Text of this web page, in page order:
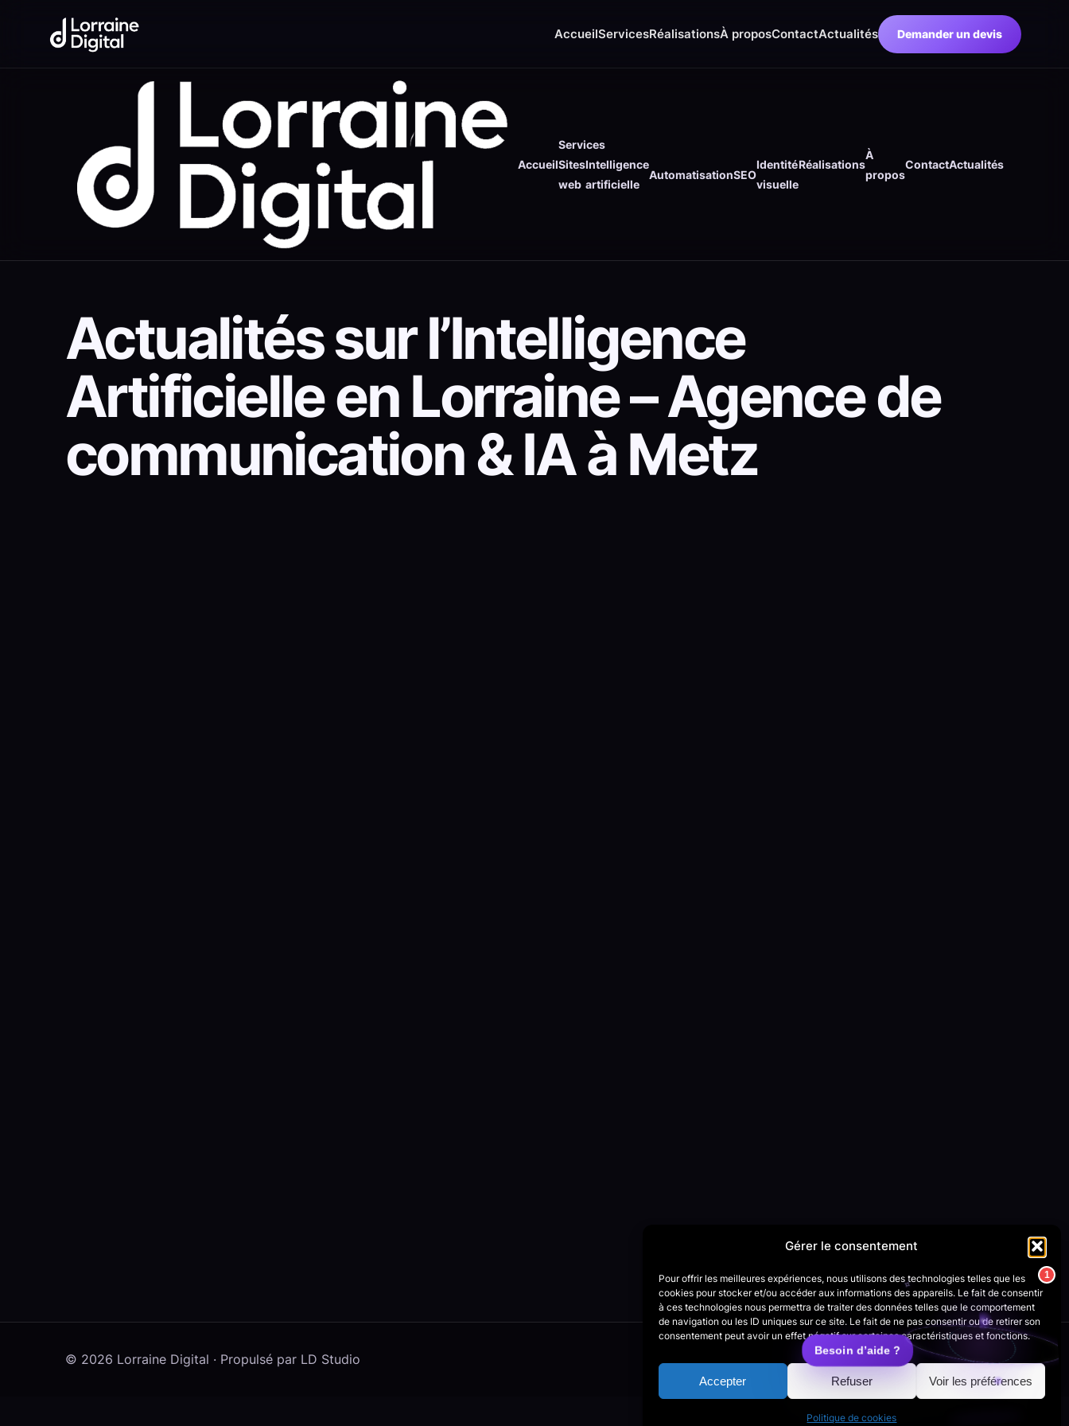
Gérer le consentement
Pour offrir les meilleures expériences, nous utilisons des technologies telles que les
cookies pour stocker et/ou accéder aux informations des appareils. Le fait de consentir
à ces technologies nous permettra de traiter des données telles que le comportement
de navigation ou les ID uniques sur ce site. Le fait de ne pas consentir ou de retirer son
consentement peut avoir un effet négatif sur certaines caractéristiques et fonctions.
Accepter Refuser Voir les préférences
Politique de cookies
AccueilServicesRéalisationsÀ proposContactActualités Demander un devis
Accueil
Services
Sites
web
Intelligence
artificielle
AutomatisationSEO
Identité
visuelle
Réalisations
À
propos
ContactActualités
Actualités sur l’Intelligence
Artificielle en Lorraine – Agence de
communication & IA à Metz
© 2026 Lorraine Digital · Propulsé par LD Studio